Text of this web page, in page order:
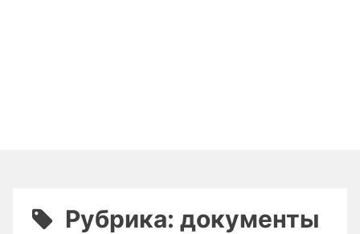
Рубрика: документы